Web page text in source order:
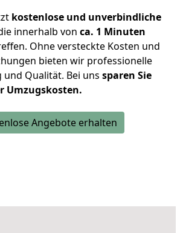
kostenlose und unverbindliche
innerhalb von ca. 1 Minuten
Ohne versteckte Kosten und
bieten wir professionelle
Qualität. Bei uns sparen Sie
Umzugskosten.
Angebote erhalten